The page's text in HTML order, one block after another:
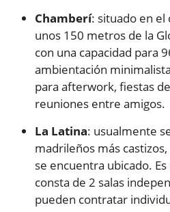
Chamberí: situado en el
unos 150 metros de la
con una capacidad para
ambientación
para afterwork, fiestas
reuniones entre amigos.
La Latina: usualmente
madrileños más
se encuentra ubicado.
consta de 2 salas
pueden contratar